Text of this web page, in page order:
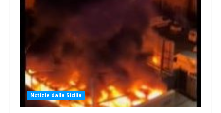
Notizie dalla Sicilia